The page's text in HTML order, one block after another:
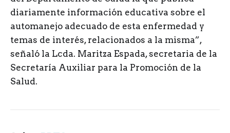
diariamente información educativa sobre el
automanejo adecuado de esta enfermedad y
temas de interés, relacionados a la misma”,
señaló la Lcda. Maritza Espada, secretaria de la
Secretaría Auxiliar para la Promoción de la
Salud.